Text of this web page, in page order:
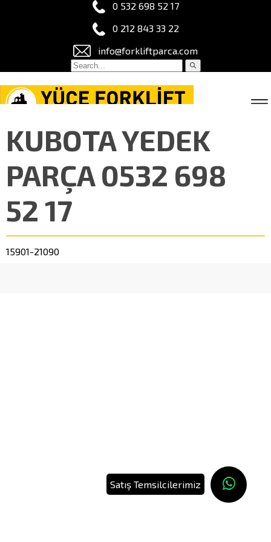
0 532 698 52 17
0 212 843 33 22
info@forkliftparca.com
Satış Temsilcilerimiz
KUBOTA YEDEK
PARÇA 0532 698
52 17
15901-21090